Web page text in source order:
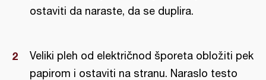
ostaviti da naraste, da se duplira.
Veliki pleh od električnod šporeta obložiti pek
papirom i ostaviti na stranu. Naraslo testo